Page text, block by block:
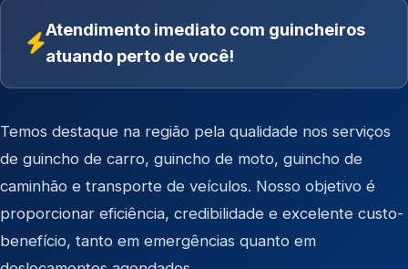
Atendimento imediato com guincheiros
atuando perto de você!
Temos destaque na região pela qualidade nos serviços
de guincho de carro, guincho de moto, guincho de
caminhão e transporte de veículos. Nosso objetivo é
proporcionar eficiência, credibilidade e excelente custo-
benefício, tanto em emergências quanto em